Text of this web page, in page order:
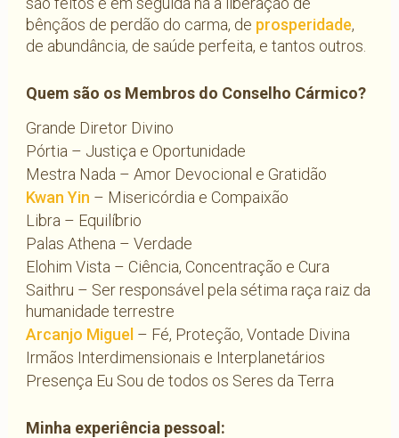
bênçãos de perdão do carma, de prosperidade,
de abundância, de saúde perfeita, e tantos outros.
Quem são os Membros do Conselho Cármico?
Grande Diretor Divino
Pórtia – Justiça e Oportunidade
Mestra Nada – Amor Devocional e Gratidão
Kwan Yin – Misericórdia e Compaixão
Libra – Equilíbrio
Palas Athena – Verdade
Elohim Vista – Ciência, Concentração e Cura
Saithru – Ser responsável pela sétima raça raiz da
humanidade terrestre
Arcanjo Miguel – Fé, Proteção, Vontade Divina
Irmãos Interdimensionais e Interplanetários
Presença Eu Sou de todos os Seres da Terra
Minha experiência pessoal: